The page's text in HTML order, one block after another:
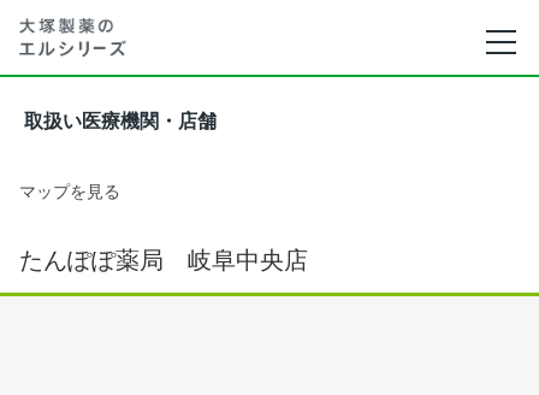
取扱い医療機関・店舗
マップを見る
たんぽぽ薬局 岐阜中央店